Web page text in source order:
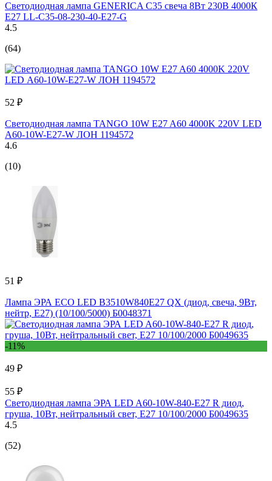
Светодиодная лампа GENERICA C35 свеча 8Вт 230В 4000К
E27 LL-C35-08-230-40-E27-G
4.5
(64)
52 ₽
Светодиодная лампа TANGO 10W E27 A60 4000K 220V LED
А60-10W-E27-W ЛОН 1194572
4.6
(10)
51 ₽
Лампа ЭРА ECO LED B3510W840E27 QX (диод, свеча, 9Вт,
нейтр, E27) (10/100/5000) Б0048371
-11%
49 ₽
55 ₽
Светодиодная лампа ЭРА LED A60-10W-840-E27 R диод,
груша, 10Вт, нейтральный свет, E27 10/100/2000 Б0049635
4.5
(52)